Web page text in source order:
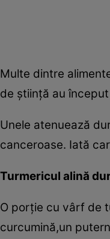
Multe dintre
de ştiinţă au
Unele atenuează
canceroase. Iată
Turmericul alină
O porţie cu vârf de
curcumină,un